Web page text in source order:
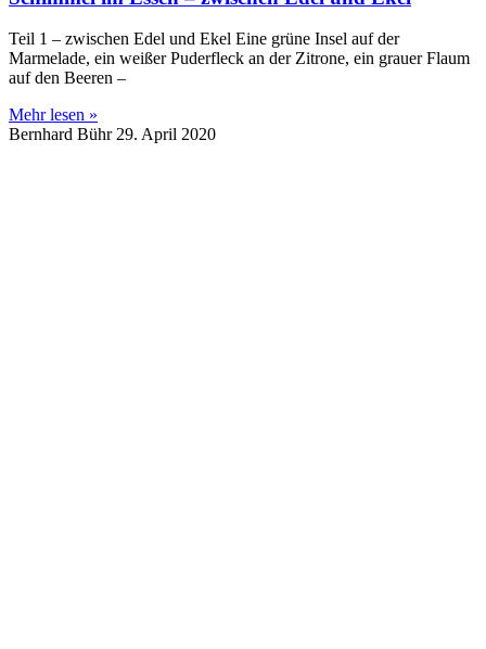
Teil 1 – zwischen Edel und Ekel Eine grüne Insel auf der
Marmelade, ein weißer Puderfleck an der Zitrone, ein grauer Flaum
auf den Beeren –
Mehr lesen »
Bernhard Bühr 29. April 2020